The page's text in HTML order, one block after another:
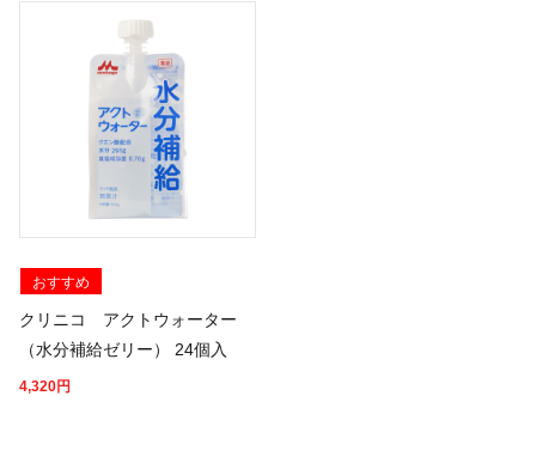
おすすめ
クリニコ アクトウォーター
（水分補給ゼリー） 24個入
4,320円